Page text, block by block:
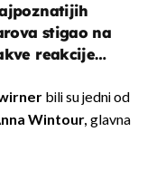
stigao na
reakcije
bili su jedni od
Wintour, glavna